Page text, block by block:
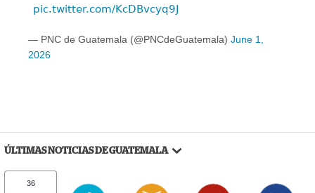
pic.twitter.com/KcDBvcyq9J
— PNC de Guatemala (@PNCdeGuatemala) June 1,
2026
ÚLTIMAS NOTICIAS DE GUATEMALA
36